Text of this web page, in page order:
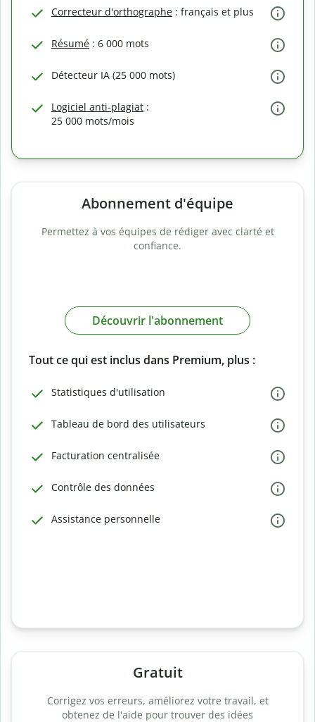
Correcteur d'orthographe : français et plus
Résumé : 6 000 mots
Détecteur IA (25 000 mots)
Logiciel anti-plagiat :
25 000 mots/mois
Abonnement d'équipe
Permettez à vos équipes de rédiger avec clarté et
confiance.
Découvrir l'abonnement
Tout ce qui est inclus dans Premium, plus :
Statistiques d'utilisation
Tableau de bord des utilisateurs
Facturation centralisée
Contrôle des données
Assistance personnelle
Gratuit
Corrigez vos erreurs, améliorez votre travail, et
obtenez de l'aide pour trouver des idées